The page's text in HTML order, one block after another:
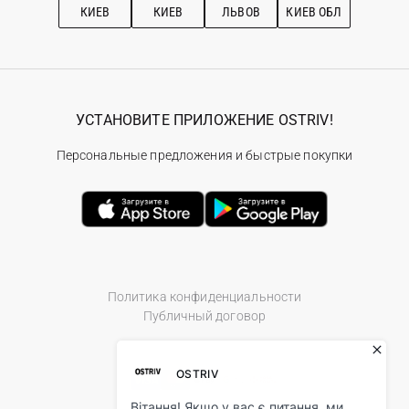
КИЕВ КИЕВ ЛЬВОВ КИЕВ ОБЛ
Политика конфиденциальности
Публичный договор
УСТАНОВИТЕ ПРИЛОЖЕНИЕ OSTRIV!
Персональные предложения и быстрые покупки